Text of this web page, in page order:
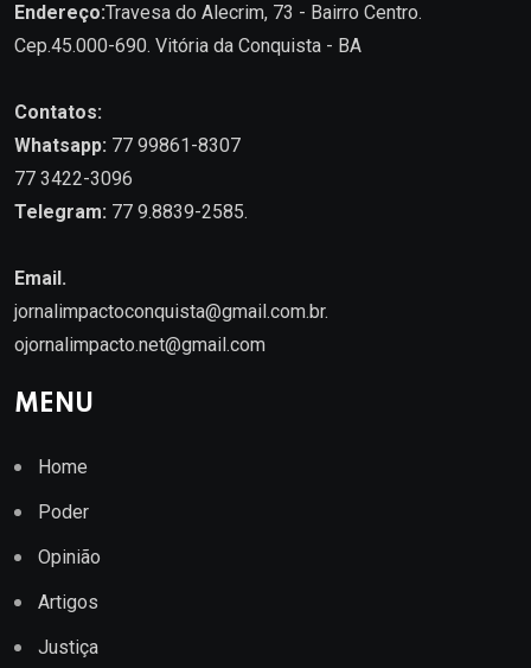
Endereço:Travesa do Alecrim, 73 - Bairro Centro.
Cep.45.000-690. Vitória da Conquista - BA
Contatos:
Whatsapp: 77 99861-8307
77 3422-3096
Telegram: 77 9.8839-2585.
Email.
jornalimpactoconquista@gmail.com.br.
ojornalimpacto.net@gmail.com
MENU
Home
Poder
Opinião
Artigos
Justiça